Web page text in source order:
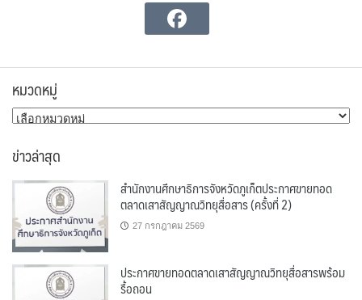
หมวดหมู่
หมวด
ข่าวล่าสุด
สำนักงานศึกษาธิการจังหวัดภูเก็ตประกาศขายทอด
ตลาดเสาสัญญาณวิทยุสื่อสาร (ครั้งที่ 2)
27 กรกฎาคม 2569
ประกาศขายทอดตลาดเสาสัญญาณวิทยุสื่อสารพร้อม
รื้อถอน